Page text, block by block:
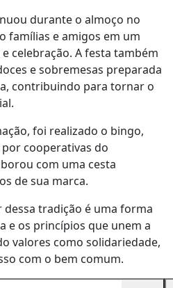
durante o almoço no
famílias e amigos em um
celebração. A festa também
e sobremesas preparada
contribuindo para tornar o
foi realizado o bingo,
cooperativas do
com uma cesta
de sua marca.
dessa tradição é uma forma
e os princípios que unem a
valores como solidariedade,
com o bem comum.